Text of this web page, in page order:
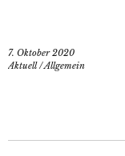
7. Oktober 2020
Aktuell/Allgemein